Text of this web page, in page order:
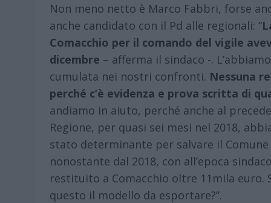
Non meno netto è Marco Fabbri, forse
anche candidato con il Pd alle regionali: “
Comacchio per il comando del vigile
dicembre – afferma il sindaco -.
cumulata nei nostri confronti. Nessuna
perché c’è evidenza e prova scritta di
andiamo in aiuto, perché anche al
Regione, per quasi sei mesi nel 2018,
stato determinante per salvare il
nonostante dal 2018, con all’epoca
restituito a Comacchio oltre 11mila euro.
questo il modello da esportare?”.